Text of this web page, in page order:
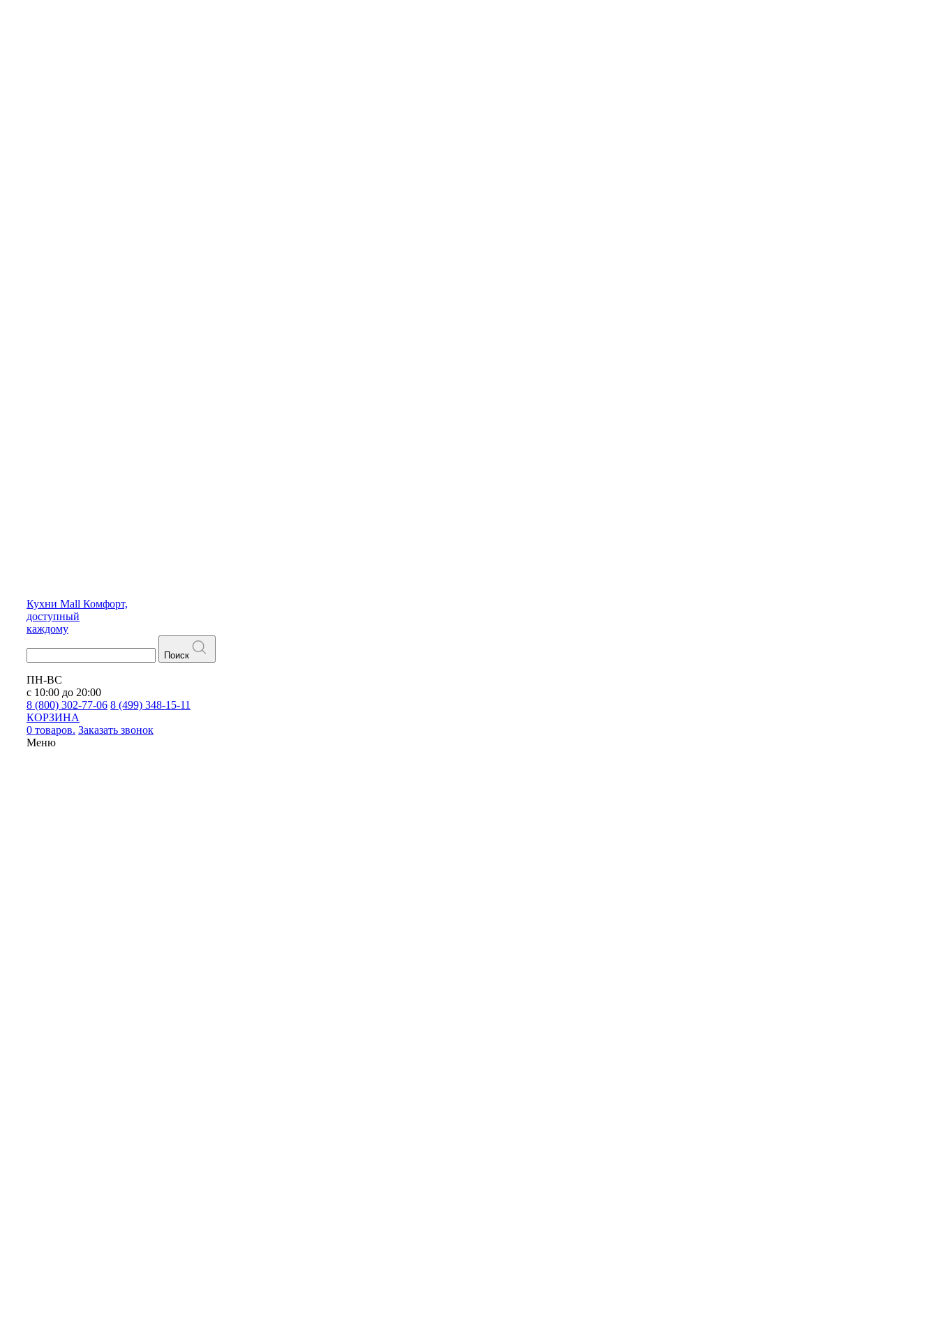
Кухни Mall Комфорт,
доступный
каждому
Поиск
ПН-ВС
с 10:00 до 20:00
8 (800) 302-77-06 8 (499) 348-15-11
КОРЗИНА
0 товаров. Заказать звонок
Меню